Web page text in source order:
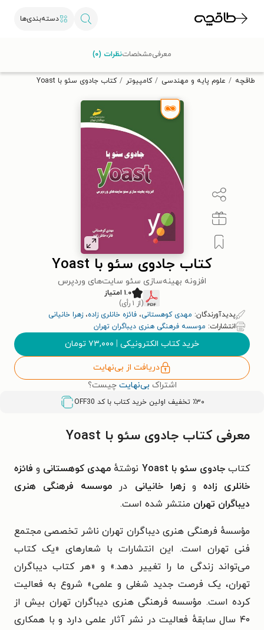
دسته‌بندی‌ها
تخفیف از طاقچه دریافت کن.
طاقچه علوم پایه و مهندسی کامپیوتر کتاب جادوی سئو با Yoast
کتاب جادوی سئو با Yoast
افزونه بهینه‌سازی سئو سایت‌های وردپرس
۱.۰ امتیاز
(از ۱ رأی)
پدیدآورندگان: مهدی کوهستانی، فائزه خانلری زاده، زهرا خانیانی
انتشارات: موسسه فرهنگی هنری دیباگران تهران
خرید کتاب الکترونیکی | ۷۳,۰۰۰ تومان
دریافت از بی‌نهایت
اشتراک بی‌نهایت چیست؟
٪۳۰ تخفیف اولین خرید کتاب با کد OFF30
معرفیمشخصاتنظرات (۰)
معرفی کتاب جادوی سئو با Yoast
کتابجادوی سئو با Yoast نوشتهٔ مهدی کوهستانی وفائزه
خانلری زاده وزهرا خانیانی در موسسه فرهنگی هنری
دیباگران تهران منتشر شده است.
مؤسسهٔ فرهنگی هنری دیباگران تهران ناشر تخصصی مجتمع
فنی تهران است. این انتشارات با شعارهای «یک کتاب
می‌تواند زندگی ما را تغییر دهد.» و «هر کتاب دیباگران
تهران، یک فرصت جدید شغلی و علمی» شروع به فعالیت
کرده است. مؤسسه فرهنگی هنری دیباگران تهران بیش از
۴۰ سال سابقهٔ فعالیت در نشر آثار علمی دارد و با همکاری